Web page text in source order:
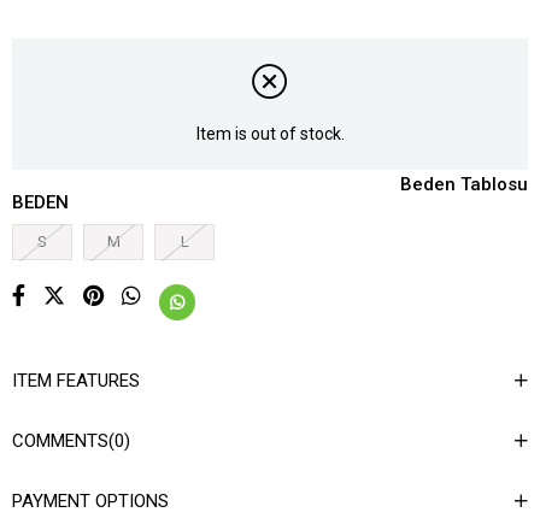
Item is out of stock.
BEDEN
S M L
Beden Tablosu
ITEM FEATURES
COMMENTS(0)
PAYMENT OPTIONS